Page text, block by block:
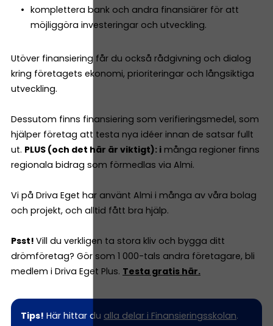
komplettera bank och andra finansiärer för att
möjliggöra investeringar och utveckling.
Utöver finansiering får du också rådgivning och dialog
kring företagets ekonomi, prioriteringar och långsiktiga
utveckling.
Dessutom finns finansiering som verifieringsmedel, som
hjälper företag att testa nya idéer innan de satsar fullt
ut. PLUS (och det här är viktigt): i många regioner finns
regionala bidrag som förmedlas via Almi.
Vi på Driva Eget har använt Almi i många av våra bolag
och projekt, och alltid fått bra hjälp.
Psst! Vill du verkligen ta stora kliv och bygga ditt
drömföretag? Gör som 1 000-tals andra företagare, bli
medlem i Driva Eget Plus. Testa gratis här.
Tips! Här hittar du alla delar i Finansieringsskolan.